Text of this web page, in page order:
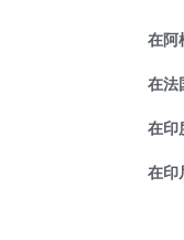
在阿
在法
在印
在印